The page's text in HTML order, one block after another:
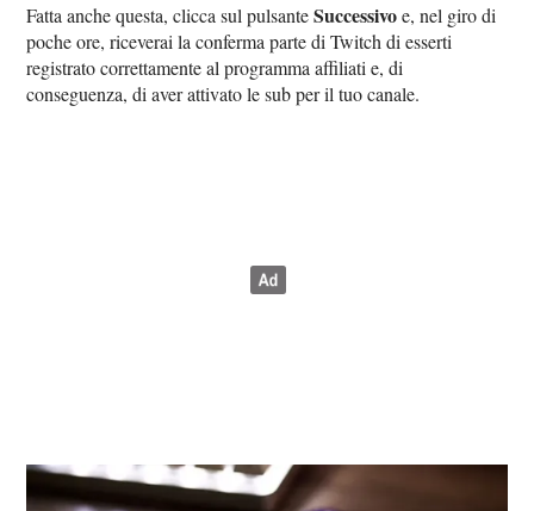
Fatta anche questa, clicca sul pulsanteSuccessivoe, nel giro di
poche ore, riceverai la conferma parte di Twitch di esserti
registrato correttamente al programma affiliati e, di
conseguenza, di aver attivato le sub per il tuo canale.